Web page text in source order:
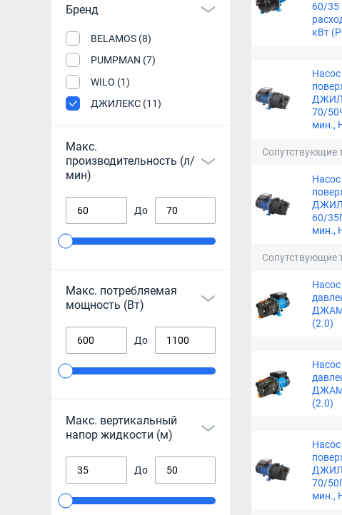
Бренд
BELAMOS (8)
PUMPMAN (7)
WILO (1)
ДЖИЛЕКС (11)
Макс.
производительность (л/
мин)
До
Макс. потребляемая
мощность (Вт)
До
Макс. вертикальный
напор жидкости (м)
До
60/35
кВт
Насос
70/
мин.,
Сопутствующие
Насос
60/
мин.,
Сопутствующие
(2.0)
(2.0)
Насос
70/
мин.,